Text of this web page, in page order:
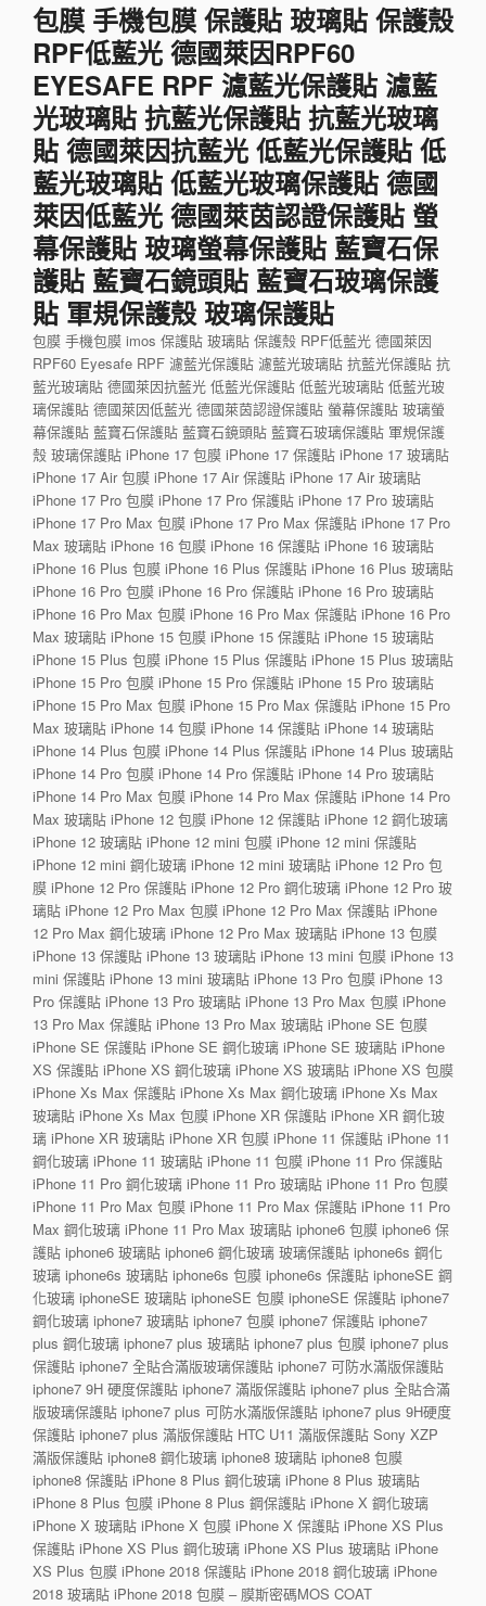
包膜 手機包膜 保護貼 玻璃貼 保護殼
RPF低藍光 德國萊因RPF60
EYESAFE RPF 濾藍光保護貼 濾藍
光玻璃貼 抗藍光保護貼 抗藍光玻璃
貼 德國萊因抗藍光 低藍光保護貼 低
藍光玻璃貼 低藍光玻璃保護貼 德國
萊因低藍光 德國萊茵認證保護貼 螢
幕保護貼 玻璃螢幕保護貼 藍寶石保
護貼 藍寶石鏡頭貼 藍寶石玻璃保護
貼 軍規保護殼 玻璃保護貼
包膜 手機包膜 imos 保護貼 玻璃貼 保護殼 RPF低藍光 德國萊因
RPF60 Eyesafe RPF 濾藍光保護貼 濾藍光玻璃貼 抗藍光保護貼 抗
藍光玻璃貼 德國萊因抗藍光 低藍光保護貼 低藍光玻璃貼 低藍光玻
璃保護貼 德國萊因低藍光 德國萊茵認證保護貼 螢幕保護貼 玻璃螢
幕保護貼 藍寶石保護貼 藍寶石鏡頭貼 藍寶石玻璃保護貼 軍規保護
殼 玻璃保護貼 iPhone 17 包膜 iPhone 17 保護貼 iPhone 17 玻璃貼
iPhone 17 Air 包膜 iPhone 17 Air 保護貼 iPhone 17 Air 玻璃貼
iPhone 17 Pro 包膜 iPhone 17 Pro 保護貼 iPhone 17 Pro 玻璃貼
iPhone 17 Pro Max 包膜 iPhone 17 Pro Max 保護貼 iPhone 17 Pro
Max 玻璃貼 iPhone 16 包膜 iPhone 16 保護貼 iPhone 16 玻璃貼
iPhone 16 Plus 包膜 iPhone 16 Plus 保護貼 iPhone 16 Plus 玻璃貼
iPhone 16 Pro 包膜 iPhone 16 Pro 保護貼 iPhone 16 Pro 玻璃貼
iPhone 16 Pro Max 包膜 iPhone 16 Pro Max 保護貼 iPhone 16 Pro
Max 玻璃貼 iPhone 15 包膜 iPhone 15 保護貼 iPhone 15 玻璃貼
iPhone 15 Plus 包膜 iPhone 15 Plus 保護貼 iPhone 15 Plus 玻璃貼
iPhone 15 Pro 包膜 iPhone 15 Pro 保護貼 iPhone 15 Pro 玻璃貼
iPhone 15 Pro Max 包膜 iPhone 15 Pro Max 保護貼 iPhone 15 Pro
Max 玻璃貼 iPhone 14 包膜 iPhone 14 保護貼 iPhone 14 玻璃貼
iPhone 14 Plus 包膜 iPhone 14 Plus 保護貼 iPhone 14 Plus 玻璃貼
iPhone 14 Pro 包膜 iPhone 14 Pro 保護貼 iPhone 14 Pro 玻璃貼
iPhone 14 Pro Max 包膜 iPhone 14 Pro Max 保護貼 iPhone 14 Pro
Max 玻璃貼 iPhone 12 包膜 iPhone 12 保護貼 iPhone 12 鋼化玻璃
iPhone 12 玻璃貼 iPhone 12 mini 包膜 iPhone 12 mini 保護貼
iPhone 12 mini 鋼化玻璃 iPhone 12 mini 玻璃貼 iPhone 12 Pro 包
膜 iPhone 12 Pro 保護貼 iPhone 12 Pro 鋼化玻璃 iPhone 12 Pro 玻
璃貼 iPhone 12 Pro Max 包膜 iPhone 12 Pro Max 保護貼 iPhone
12 Pro Max 鋼化玻璃 iPhone 12 Pro Max 玻璃貼 iPhone 13 包膜
iPhone 13 保護貼 iPhone 13 玻璃貼 iPhone 13 mini 包膜 iPhone 13
mini 保護貼 iPhone 13 mini 玻璃貼 iPhone 13 Pro 包膜 iPhone 13
Pro 保護貼 iPhone 13 Pro 玻璃貼 iPhone 13 Pro Max 包膜 iPhone
13 Pro Max 保護貼 iPhone 13 Pro Max 玻璃貼 iPhone SE 包膜
iPhone SE 保護貼 iPhone SE 鋼化玻璃 iPhone SE 玻璃貼 iPhone
XS 保護貼 iPhone XS 鋼化玻璃 iPhone XS 玻璃貼 iPhone XS 包膜
iPhone Xs Max 保護貼 iPhone Xs Max 鋼化玻璃 iPhone Xs Max
玻璃貼 iPhone Xs Max 包膜 iPhone XR 保護貼 iPhone XR 鋼化玻
璃 iPhone XR 玻璃貼 iPhone XR 包膜 iPhone 11 保護貼 iPhone 11
鋼化玻璃 iPhone 11 玻璃貼 iPhone 11 包膜 iPhone 11 Pro 保護貼
iPhone 11 Pro 鋼化玻璃 iPhone 11 Pro 玻璃貼 iPhone 11 Pro 包膜
iPhone 11 Pro Max 包膜 iPhone 11 Pro Max 保護貼 iPhone 11 Pro
Max 鋼化玻璃 iPhone 11 Pro Max 玻璃貼 iphone6 包膜 iphone6 保
護貼 iphone6 玻璃貼 iphone6 鋼化玻璃 玻璃保護貼 iphone6s 鋼化
玻璃 iphone6s 玻璃貼 iphone6s 包膜 iphone6s 保護貼 iphoneSE 鋼
化玻璃 iphoneSE 玻璃貼 iphoneSE 包膜 iphoneSE 保護貼 iphone7
鋼化玻璃 iphone7 玻璃貼 iphone7 包膜 iphone7 保護貼 iphone7
plus 鋼化玻璃 iphone7 plus 玻璃貼 iphone7 plus 包膜 iphone7 plus
保護貼 iphone7 全貼合滿版玻璃保護貼 iphone7 可防水滿版保護貼
iphone7 9H 硬度保護貼 iphone7 滿版保護貼 iphone7 plus 全貼合滿
版玻璃保護貼 iphone7 plus 可防水滿版保護貼 iphone7 plus 9H硬度
保護貼 iphone7 plus 滿版保護貼 HTC U11 滿版保護貼 Sony XZP
滿版保護貼 iphone8 鋼化玻璃 iphone8 玻璃貼 iphone8 包膜
iphone8 保護貼 iPhone 8 Plus 鋼化玻璃 iPhone 8 Plus 玻璃貼
iPhone 8 Plus 包膜 iPhone 8 Plus 鋼保護貼 iPhone X 鋼化玻璃
iPhone X 玻璃貼 iPhone X 包膜 iPhone X 保護貼 iPhone XS Plus
保護貼 iPhone XS Plus 鋼化玻璃 iPhone XS Plus 玻璃貼 iPhone
XS Plus 包膜 iPhone 2018 保護貼 iPhone 2018 鋼化玻璃 iPhone
2018 玻璃貼 iPhone 2018 包膜 – 膜斯密碼MOS COAT